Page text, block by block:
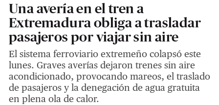
Una avería en el tren a
Extremadura obliga a trasladar
pasajeros por viajar sin aire
El sistema ferroviario extremeño colapsó este
lunes. Graves averías dejaron trenes sin aire
acondicionado, provocando mareos, el traslado
de pasajeros y la denegación de agua gratuita
en plena ola de calor.